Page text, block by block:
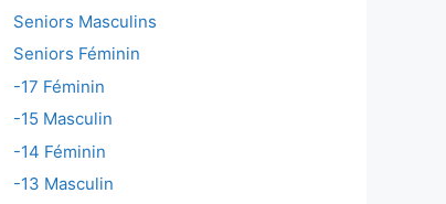
Seniors Masculins
Seniors Féminin
-17 Féminin
-15 Masculin
-14 Féminin
-13 Masculin